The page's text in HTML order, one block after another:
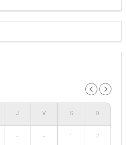
- - 1 2